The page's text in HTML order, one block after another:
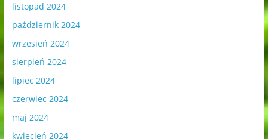
listopad 2024
październik 2024
wrzesień 2024
sierpień 2024
lipiec 2024
czerwiec 2024
maj 2024
kwiecień 2024